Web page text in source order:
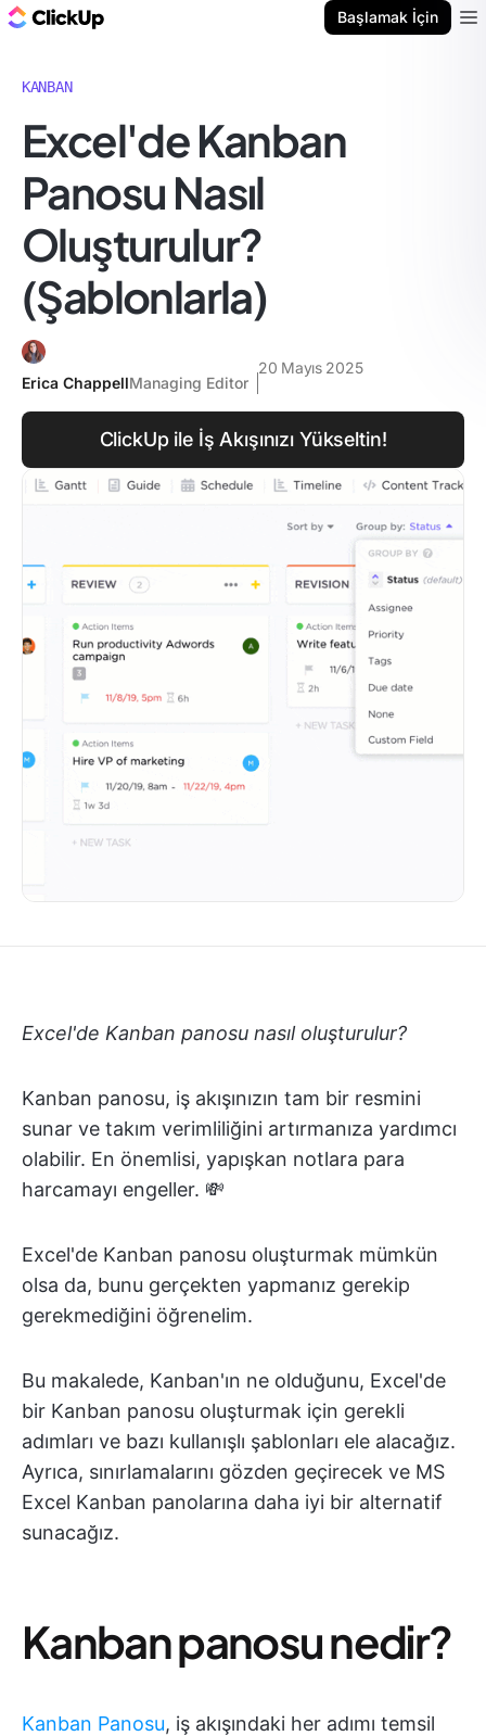
Başlamak İçin
KANBAN
Excel'de Kanban
Panosu Nasıl
Oluşturulur?
(Şablonlarla)
Erica ChappellManaging Editor
20 Mayıs 2025
ClickUp ile İş Akışınızı Yükseltin!
Excel'de Kanban panosu nasıl oluşturulur?
Kanban panosu, iş akışınızın tam bir resmini
sunar ve takım verimliliğini artırmanıza yardımcı
olabilir. En önemlisi, yapışkan notlara para
harcamayı engeller. 💸
Excel'de Kanban panosu oluşturmak mümkün
olsa da, bunu gerçekten yapmanız gerekip
gerekmediğini öğrenelim.
Bu makalede, Kanban'ın ne olduğunu, Excel'de
bir Kanban panosu oluşturmak için gerekli
adımları ve bazı kullanışlı şablonları ele alacağız.
Ayrıca, sınırlamalarını gözden geçirecek ve MS
Excel Kanban panolarına daha iyi bir alternatif
sunacağız.
Kanban panosu nedir?
Kanban Panosu, iş akışındaki her adımı temsil